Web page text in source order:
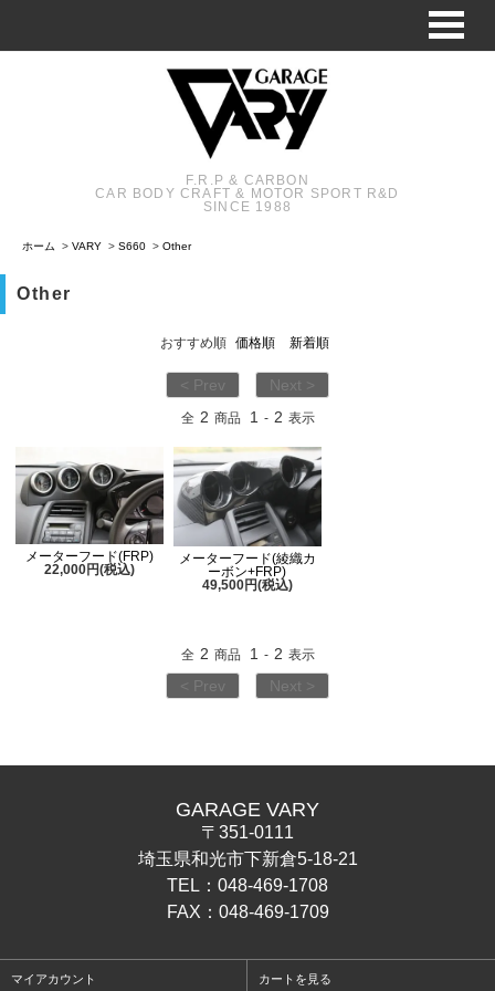
F.R.P & CARBON
CAR BODY CRAFT & MOTOR SPORT R&D
SINCE 1988
ホーム > VARY > S660 > Other
Other
おすすめ順 価格順 新着順
< Prev Next >
全 2 商品 1 - 2 表示
メーターフード(FRP)
22,000円(税込)
メーターフード(綾織カ
ーボン+FRP)
49,500円(税込)
全 2 商品 1 - 2 表示
< Prev Next >
GARAGE VARY
〒351-0111
埼玉県和光市下新倉5-18-21
TEL：048-469-1708
FAX：048-469-1709
マイアカウント カートを見る